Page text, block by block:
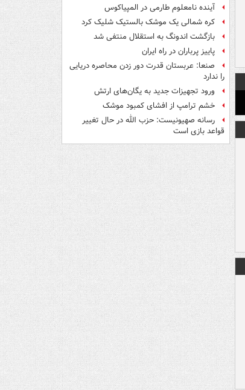
آینده نامعلوم طارمی در المپیاکوس
کره شمالی یک موشک بالستیک شلیک کرد
بازگشت اندونگ به استقلال منتفی شد
پاییز پرباران در راه ایران
صنعا: عربستان قدرت دور زدن محاصره دریایی
را ندارد
ورود تجهیزات جدید به یگان‌های ارتش
خشم ترامپ از افشای کمبود موشک
رسانه صهیونیست: حزب الله در حال تغییر
قواعد بازی است